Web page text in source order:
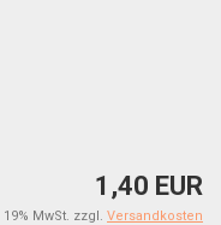
1,40 EUR
MwSt. zzgl. Versandkosten